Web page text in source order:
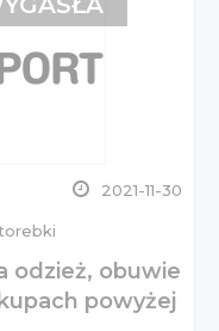
2021-11-30
odzież, obuwie
powyżej